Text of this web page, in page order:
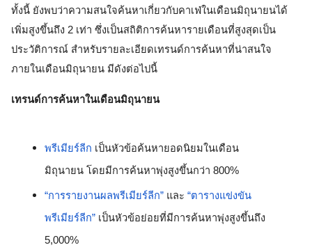
ทั้งนี้ ยังพบว่าความสนใจค้นหาเกี่ยวกับคาเฟ่ในเดือนมิถุนายนได้
เพิ่มสูงขึ้นถึง 2 เท่า ซึ่งเป็นสถิติการค้นหารายเดือนที่สูงสุดเป็น
ประวัติการณ์ สำหรับรายละเอียดเทรนด์การค้นหาที่น่าสนใจ
ภายในเดือนมิถุนายน มีดังต่อไปนี้
เทรนด์การค้นหาในเดือนมิถุนายน
พรีเมียร์ลีก เป็นหัวข้อค้นหายอดนิยมในเดือน
มิถุนายน โดยมีการค้นหาพุ่งสูงขึ้นกว่า 800%
“การรายงานผลพรีเมียร์ลีก” และ “ตารางแข่งขัน
พรีเมียร์ลีก” เป็นหัวข้อย่อยที่มีการค้นหาพุ่งสูงขึ้นถึง
5,000%